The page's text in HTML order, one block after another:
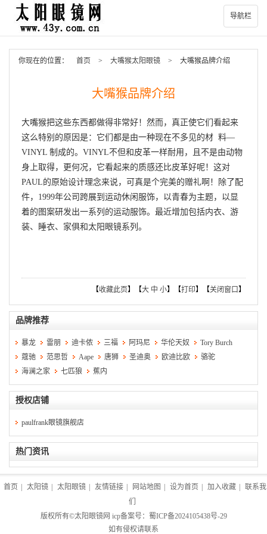
导航栏
你现在的位置： 首页 > 大嘴猴太阳眼镜 > 大嘴猴品牌介绍
大嘴猴品牌介绍
大嘴猴把这些东西都做得非常好！然而，真正使它们看起来
这么特别的原因是：它们都是由一种现在不多见的材 料—
VINYL 制成的。VINYL不但和皮革一样耐用，且不是由动物
身上取得，更何况，它看起来的质感还比皮革好呢！这对
PAUL的原始设计理念来说，可真是个完美的赠礼啊！除了配
件，1999年公司跨展到运动休闲服饰，以青春为主题，以显
着的图案研发出一系列的运动服饰。最近增加包括内衣、游
装、睡衣、家俱和太阳眼镜系列。
【收藏此页】【大 中 小】【打印】【关闭窗口】
品牌推荐
暴龙 雷朋 迪卡侬 三福 阿玛尼 华伦天奴
Tory Burch
蔻驰
范思哲 Aape 唐狮 圣迪奥 欧迪比欧
骆驼
海澜之家
七匹狼 蕉内
授权店铺
paulfrank眼镜旗舰店
热门资讯
首页 太阳镜 太阳眼镜 友情链接 网站地图 设为首页 加入收藏
联系我
们
版权所有©太阳眼镜网 icp备案号： 蜀ICP备2024105438号-29
如有侵权请联系